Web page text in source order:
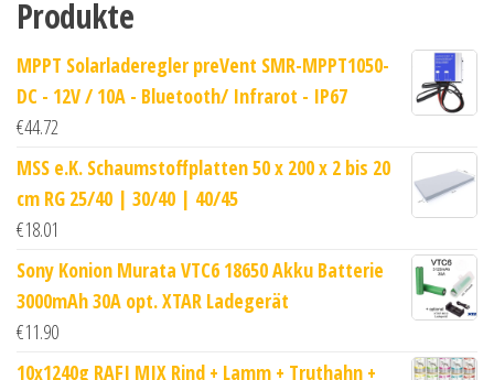
Produkte
MPPT Solarladeregler preVent SMR-MPPT1050-
DC - 12V / 10A - Bluetooth/ Infrarot - IP67
€44.72
MSS e.K. Schaumstoffplatten 50 x 200 x 2 bis 20
cm RG 25/40 | 30/40 | 40/45
€18.01
Sony Konion Murata VTC6 18650 Akku Batterie
3000mAh 30A opt. XTAR Ladegerät
€11.90
10x1240g RAFI MIX Rind + Lamm + Truthahn +